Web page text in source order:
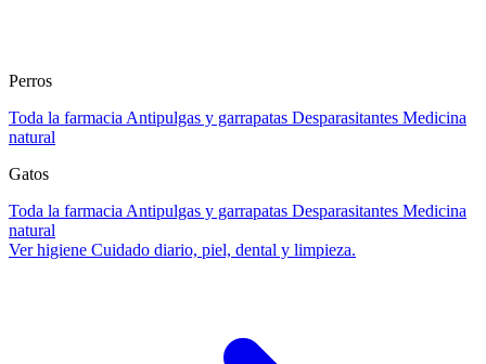
Perros
Toda la farmacia Antipulgas y garrapatas Desparasitantes Medicina
natural
Gatos
Toda la farmacia Antipulgas y garrapatas Desparasitantes Medicina
natural
Ver higiene Cuidado diario, piel, dental y limpieza.